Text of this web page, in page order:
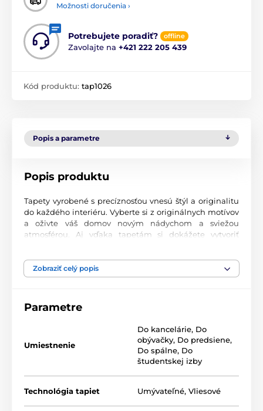
Možnosti doručenia ›
Potrebujete poradiť? offline
Zavolajte na +421 222 205 439
Kód produktu: tap1026
Popis a parametre
Popis produktu
Tapety vyrobené s precíznosťou vnesú štýl a originalitu
do každého interiéru. Vyberte si z originálnych motívov
a oživte váš domov novým nádychom a sviežou
atmosférou. Aj vďaka tapetám si dokážete vytvoriť
Najvyššia kvalita tlače
miestnosti. Tlačia sa na kvalitný vlies s jemným
technológii sa vyznačujú výbornou odolnosťou a
farebnou stálosťou.
výška)
Zobraziť celý popis
Parametre
Umiestnenie
Do kancelárie, Do
obývačky, Do predsiene,
Do spálne, Do
študentskej izby
Technológia tapiet Umývateľné, Vliesové